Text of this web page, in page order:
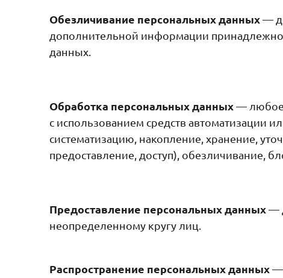
Обезличивание персональных данных—
дополнительной информации
данных.
Обработка персональных данных— любое
с использованием средств автоматизации
систематизацию, накопление, хранение,
предоставление, доступ), обезличивание,
Предоставление персональных данных—
неопределенному кругу лиц.
Распространение персональных данных—